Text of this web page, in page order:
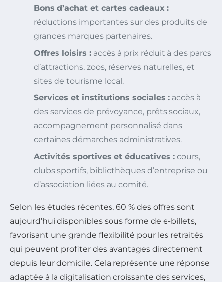
Bons d’achat et cartes cadeaux :
réductions importantes sur des produits de
grandes marques partenaires.
Offres loisirs : accès à prix réduit à des parcs
d’attractions, zoos, réserves naturelles, et
sites de tourisme local.
Services et institutions sociales : accès à
des services de prévoyance, prêts sociaux,
accompagnement personnalisé dans
certaines démarches administratives.
Activités sportives et éducatives : cours,
clubs sportifs, bibliothèques d’entreprise ou
d’association liées au comité.
Selon les études récentes, 60 % des offres sont
aujourd’hui disponibles sous forme de e-billets,
favorisant une grande flexibilité pour les retraités
qui peuvent profiter des avantages directement
depuis leur domicile. Cela représente une réponse
adaptée à la digitalisation croissante des services,